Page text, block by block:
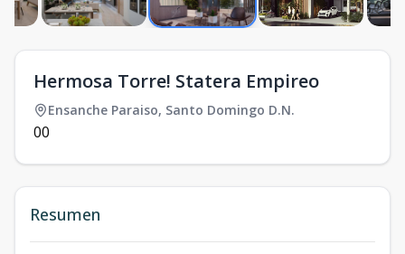
Hermosa Torre! Statera Empireo
Ensanche Paraiso, Santo Domingo D.N.
00
Resumen